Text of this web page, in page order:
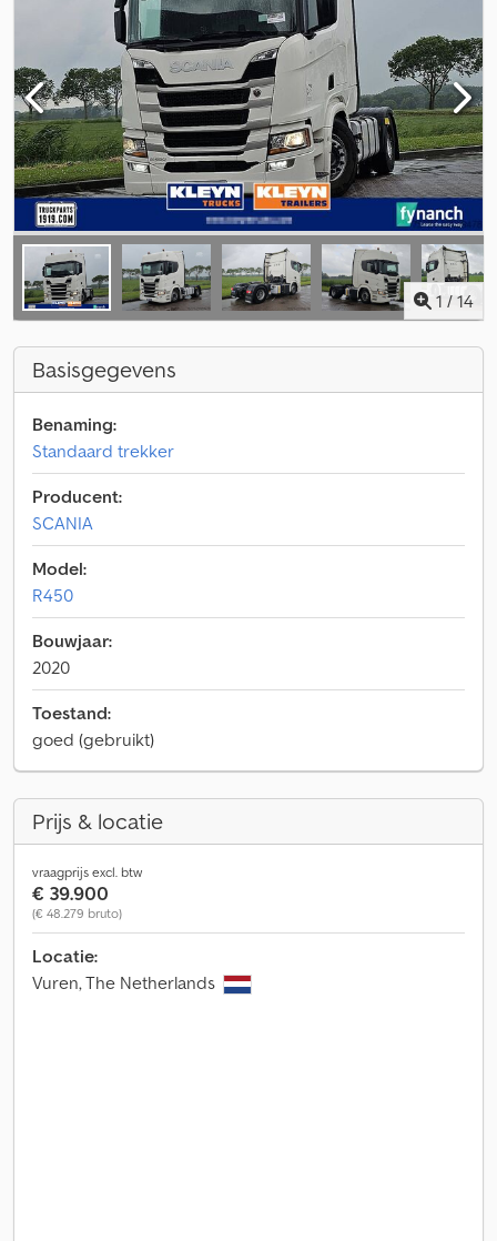
1 / 14
Basisgegevens
Benaming:
Standaard trekker
Producent:
SCANIA
Model:
R450
Bouwjaar:
2020
Toestand:
goed (gebruikt)
Prijs & locatie
vraagprijs excl. btw
€ 39.900
(€ 48.279 bruto)
Locatie:
Vuren, The Netherlands